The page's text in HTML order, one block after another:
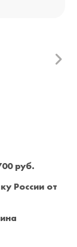
руб.
России от